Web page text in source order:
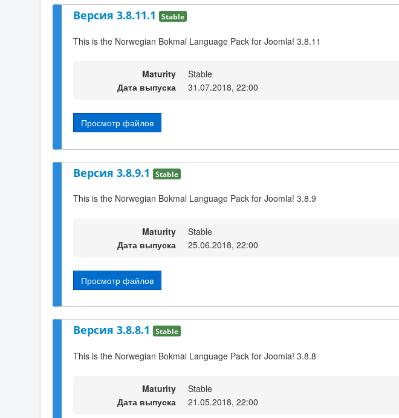
Версия 3.8.11.1 Stable
This is the Norwegian Bokmal Language Pack for Joomla! 3.8.11
Maturity
Stable
Дата выпуска
31.07.2018, 22:00
Просмотр файлов
Версия 3.8.9.1 Stable
This is the Norwegian Bokmal Language Pack for Joomla! 3.8.9
Maturity
Stable
Дата выпуска
25.06.2018, 22:00
Просмотр файлов
Версия 3.8.8.1 Stable
This is the Norwegian Bokmal Language Pack for Joomla! 3.8.8
Maturity
Stable
Дата выпуска
21.05.2018, 22:00